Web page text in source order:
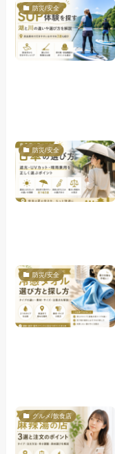
防災/安全
防災/安全
防災/安全
グルメ/飲食店